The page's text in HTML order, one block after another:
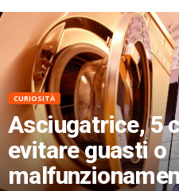
CURIOSITÀ
Asciugatrice, 5
evitare guasti o